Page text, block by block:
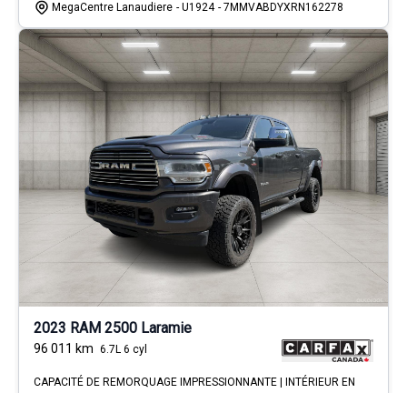
MegaCentre Lanaudiere - U1924 - 7MMVABDYXRN162278
2023 RAM 2500 Laramie
96 011 km 6.7L 6 cyl
CAPACITÉ DE REMORQUAGE IMPRESSIONNANTE | INTÉRIEUR EN